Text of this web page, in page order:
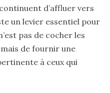
d’affluer vers
un levier essentiel pour
pas de cocher les
mais de fournir une
à ceux qui